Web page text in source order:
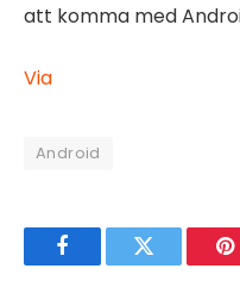
att komma med
Via
Android
FacebookTwitter